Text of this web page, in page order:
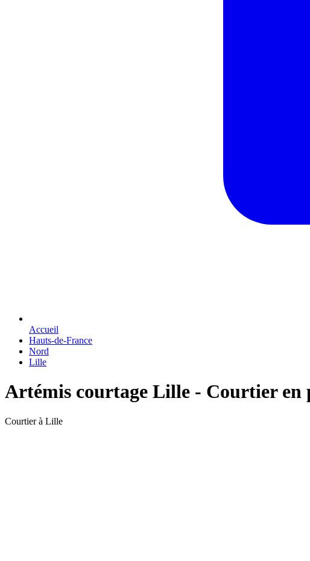
Accueil
Hauts-de-France
Nord
Lille
Artémis courtage Lille - Courtier
Courtier à Lille